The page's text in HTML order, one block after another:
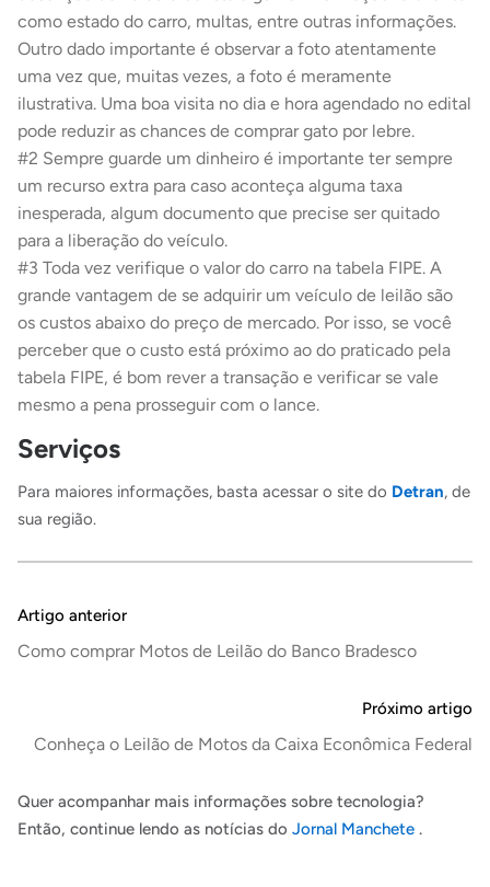
como estado do carro, multas, entre outras informações.
Outro dado importante é observar a foto atentamente
uma vez que, muitas vezes, a foto é meramente
ilustrativa. Uma boa visita no dia e hora agendado no edital
pode reduzir as chances de comprar gato por lebre.
#2 Sempre guarde um dinheiro é importante ter sempre
um recurso extra para caso aconteça alguma taxa
inesperada, algum documento que precise ser quitado
para a liberação do veículo.
#3 Toda vez verifique o valor do carro na tabela FIPE. A
grande vantagem de se adquirir um veículo de leilão são
os custos abaixo do preço de mercado. Por isso, se você
perceber que o custo está próximo ao do praticado pela
tabela FIPE, é bom rever a transação e verificar se vale
mesmo a pena prosseguir com o lance.
Serviços
Para maiores informações, basta acessar o site do Detran, de
sua região.
Artigo anterior
Como comprar Motos de Leilão do Banco Bradesco
Próximo artigo
Conheça o Leilão de Motos da Caixa Econômica Federal
Quer acompanhar mais informações sobre tecnologia?
Então, continue lendo as notícias do Jornal Manchete .